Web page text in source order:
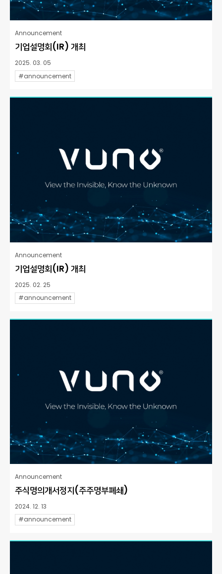
Announcement
기업설명회(IR) 개최
2025. 03. 05
#announcement
Announcement
기업설명회(IR) 개최
2025. 02. 25
#announcement
Announcement
주식명의개서정지(주주명부폐쇄)
2024. 12. 13
#announcement